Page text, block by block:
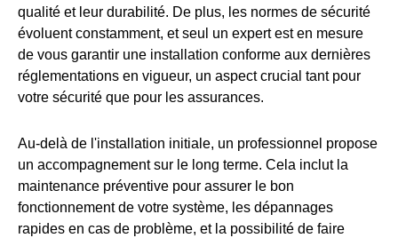
qualité et leur durabilité. De plus, les normes de sécurité
évoluent constamment, et seul un expert est en mesure
de vous garantir une installation conforme aux dernières
réglementations en vigueur, un aspect crucial tant pour
votre sécurité que pour les assurances.
Au-delà de l'installation initiale, un professionnel propose
un accompagnement sur le long terme. Cela inclut la
maintenance préventive pour assurer le bon
fonctionnement de votre système, les dépannages
rapides en cas de problème, et la possibilité de faire